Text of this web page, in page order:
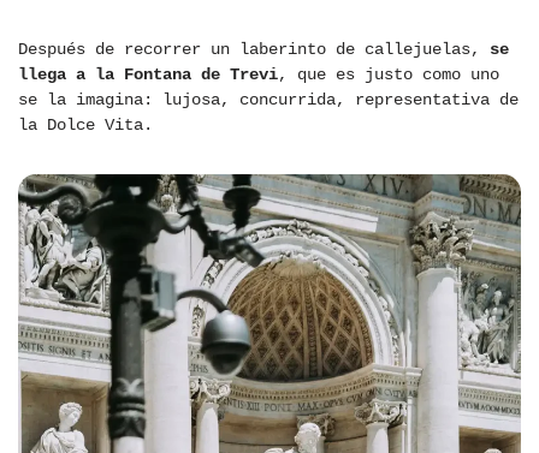
Después de recorrer un laberinto de callejuelas, se
llega a la Fontana de Trevi, que es justo como uno
se la imagina: lujosa, concurrida, representativa de
la Dolce Vita.